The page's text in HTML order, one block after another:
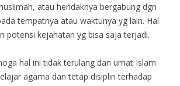
atau hendaknya bergabung dgn
tempatnya atau waktunya yg lain. Hal
potensi kejahatan yg bisa saja terjadi.
hal ini tidak terulang dan umat Islam
agama dan tetap disiplin terhadap